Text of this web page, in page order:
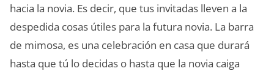
hacia la novia. Es decir, que tus invitadas lleven a la
despedida cosas útiles para la futura novia. La barra
de mimosa, es una celebración en casa que durará
hasta que tú lo decidas o hasta que la novia caiga